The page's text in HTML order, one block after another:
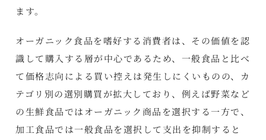
ます。
オーガニック食品を嗜好する消費者は、その価値を認
識して購入する層が中心であるため、一般食品と比べ
て価格志向による買い控えは発生しにくいものの、カ
テゴリ別の選別購買が拡大しており、例えば野菜など
の生鮮食品ではオーガニック商品を選択する一方で、
加工食品では一般食品を選択して支出を抑制すると